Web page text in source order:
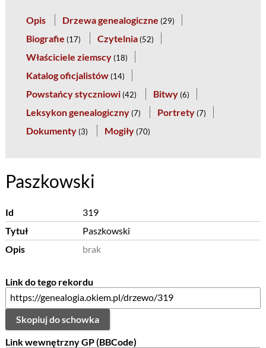
Opis Drzewa genealogiczne (29)
Biografie (17) Czytelnia (52)
Właściciele ziemscy (18)
Katalog oficjalistów (14)
Powstańcy styczniowi (42) Bitwy (6)
Leksykon genealogiczny (7) Portrety (7)
Dokumenty (3) Mogiły (70)
Paszkowski
Id
319
Tytuł
Paszkowski
Opis
brak
Link do tego rekordu
Skopiuj do schowka
Link wewnętrzny GP (BBCode)